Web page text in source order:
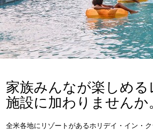
家族みんなが楽しめる
施設に加わりませんか
全米各地にリゾートがあるホリデイ・イン・